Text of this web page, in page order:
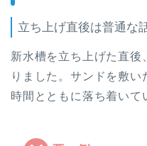
立ち上げ直後は普通な
新水槽を立ち上げた直後
りました。サンドを敷い
時間とともに落ち着いて